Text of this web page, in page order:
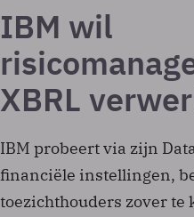
IBM wil
XBRL
IBM probeert via zijn
financiële instellingen,
toezichthouders zover